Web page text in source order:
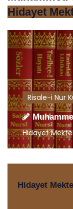
Hidayet
Risale-i Nur
Hidayet
Hidayet